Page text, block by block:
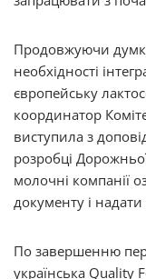
Продовжуючи
необхідності
європейську
координатор
виступила з
розробці
молочні компанії
документу і
По завершенню
українська Quality